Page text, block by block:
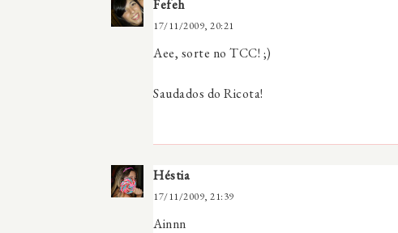
Fefeh
17/11/2009, 20:21
Aee, sorte no TCC! ;)
Saudados do Ricota!
Héstia
17/11/2009, 21:39
Ainnn